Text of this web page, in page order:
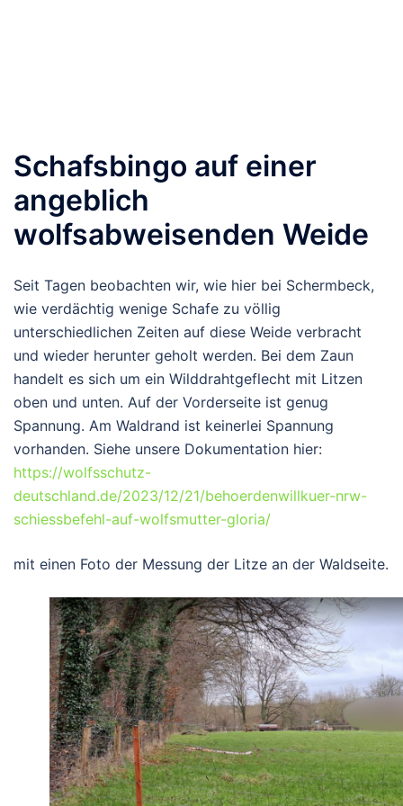
Schafsbingo auf einer
angeblich
wolfsabweisenden Weide
Seit Tagen beobachten wir, wie hier bei Schermbeck,
wie verdächtig wenige Schafe zu völlig
unterschiedlichen Zeiten auf diese Weide verbracht
und wieder herunter geholt werden. Bei dem Zaun
handelt es sich um ein Wilddrahtgeflecht mit Litzen
oben und unten. Auf der Vorderseite ist genug
Spannung. Am Waldrand ist keinerlei Spannung
vorhanden. Siehe unsere Dokumentation hier:
https://wolfsschutz-
deutschland.de/2023/12/21/behoerdenwillkuer-nrw-
schiessbefehl-auf-wolfsmutter-gloria/
mit einen Foto der Messung der Litze an der Waldseite.